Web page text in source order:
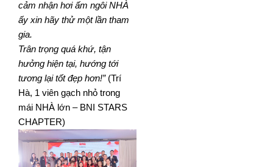
cảm nhận hơi ấm ngôi NHÀ
ấy xin hãy thử một lần tham
gia.
Trân trọng quá khứ, tận
hưởng hiện tại, hướng tới
tương lại tốt đẹp hơn!”(Trí
Hà, 1 viên gạch nhỏ trong
mái NHÀ lớn – BNI STARS
CHAPTER)